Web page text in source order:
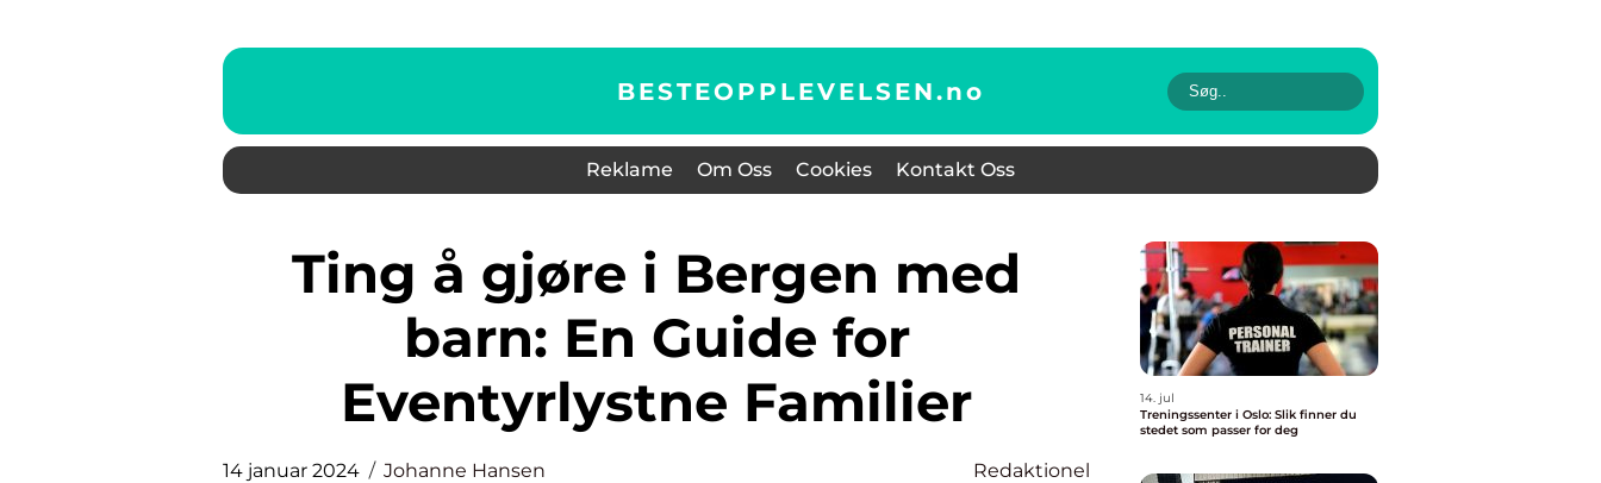
BESTEOPPLEVELSEN.no
Reklame Om Oss Cookies Kontakt Oss
Ting å gjøre i Bergen med
barn: En Guide for
Eventyrlystne Familier
14 januar 2024 Johanne Hansen Redaktionel
14. jul
Treningssenter i Oslo: Slik finner du
stedet som passer for deg